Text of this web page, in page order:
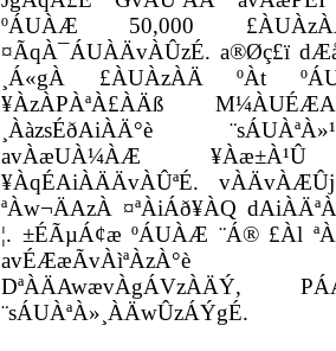
ºÁUÀÆ 50,000
¤ÃqÀ¯ÁUÀÄvÀÛzÉ. a®Øç£ï
¸Á«gÀ £ÀUÀzÀÄ ºÀt
¥ÀzÀPÀªÀ£ÀÄß
¸ÀàzsÉðAiÀÄ°è
avÀæUÀ¼ÀÆ ¥Àæ±À¹Û
¥ÀqÉAiÀÄÄvÀÛªÉ.
ªÀw¬ÄAzÀ ¤ªÀiÁð¥ÀQ
¦. ±ÉÃµÁ¢æ ºÁUÀÆ ¨Á® £Àl
avÉÆæÃvÀìªÀzÀ°è
DªÀÄAwævÀgÁVzÀÄÝ,
¨sÁUÀªÀ»¸ÀÄwÛzÁÝgÉ.